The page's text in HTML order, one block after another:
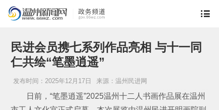
民进会员携七系列作品亮相 与十一同
仁共绘“笔墨逍遥”
发布时间：2025年12月17日 来源：温州民进网
日前，“笔墨逍遥”2025温州十二人书画作品展在温州